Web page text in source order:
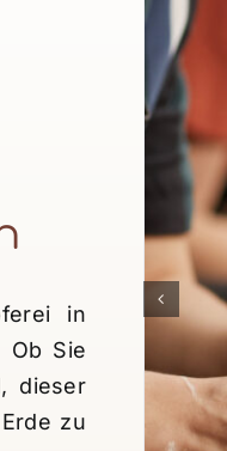
in
Ob Sie
dieser
zu